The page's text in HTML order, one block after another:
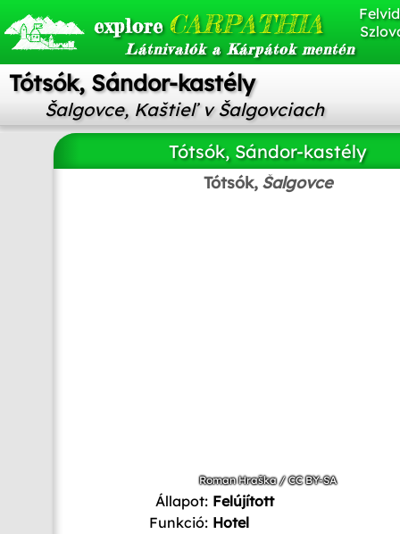
explore CARPATHIA
Látnivalók a Kárpátok mentén
Tótsók, Sándor-kastély
Šalgovce, Kaštieľ v Šalgovciach
Tótsók, Sándor-kastély
Tótsók, Šalgovce
Roman Hraška/CC BY-SA
Állapot: Felújított
Funkció: Hotel